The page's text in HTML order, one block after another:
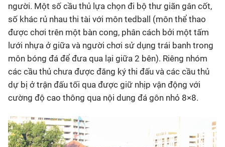
người. Một số cầu thủ lựa chọn đi bộ thư giãn gân cốt,
số khác rủ nhau thi tài với môn tedball (môn thể thao
được chơi trên một bàn cong, phân cách bởi một tấm
lưới nhựa ở giữa và người chơi sử dụng trái banh trong
môn bóng đá để đưa qua lại giữa 2 bên). Riêng nhóm
các cầu thủ chưa được đăng ký thi đấu và các cầu thủ
dự bị ở trận đấu tối qua được giữ nhịp vận động với
cường độ cao thông qua nội dung đá gôn nhỏ 8×8.